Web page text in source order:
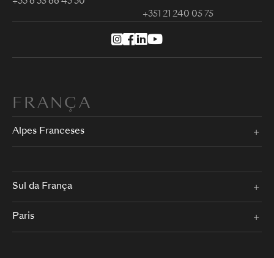
+351 21 240 05 75
FRANÇA
Alpes Franceses
Sul da França
Paris